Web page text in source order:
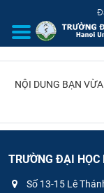
GIỚI THIỆU
CƠ CẤU TỔ
TUYỂN SINH
NỘI DUNG BẠN
TRƯỜNG ĐẠI HỌC
Số 13-15 Lê